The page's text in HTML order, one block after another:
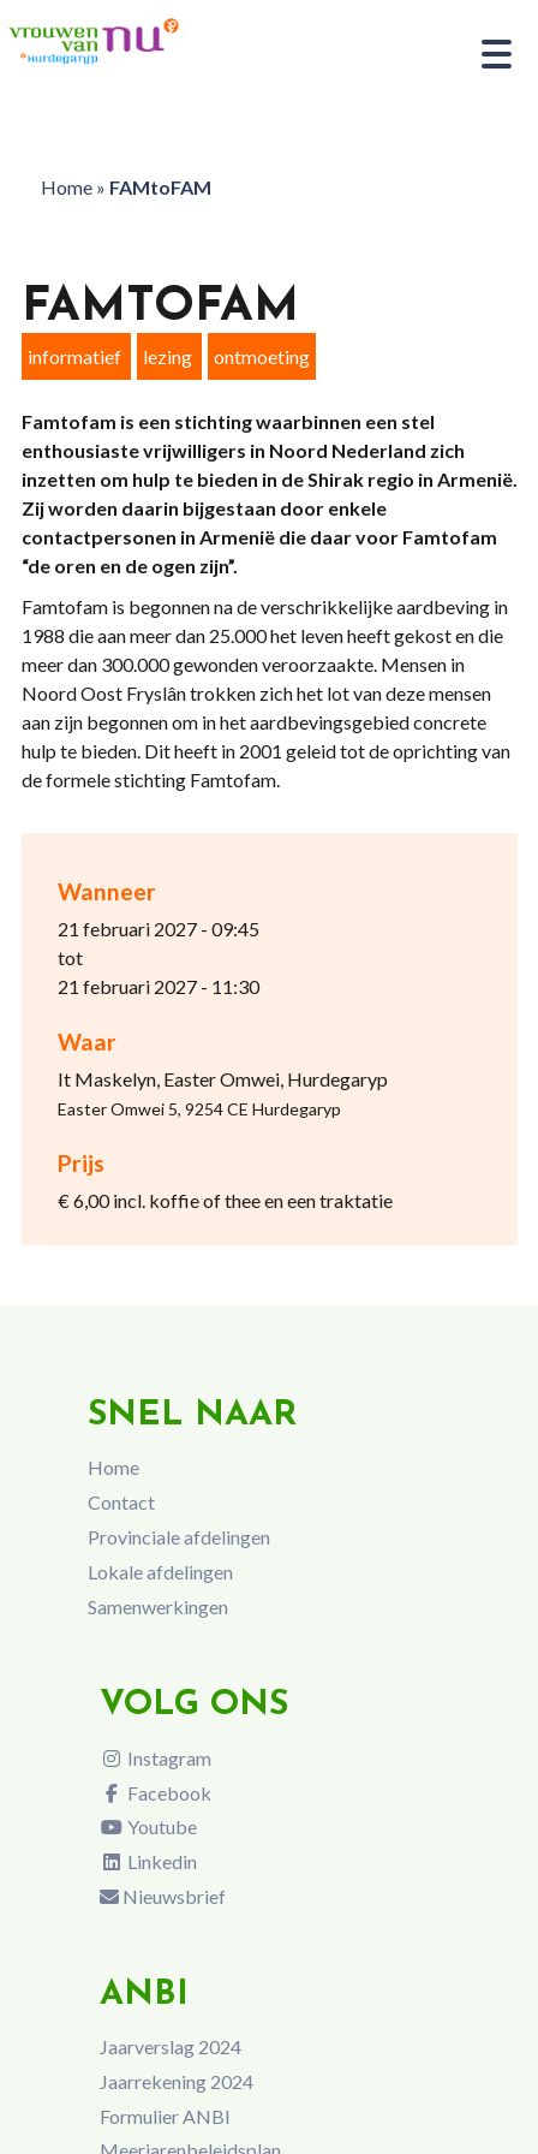
Home» FAMtoFAM
Wanneer
21 februari 2027 - 09:45
tot
21 februari 2027 - 11:30
Waar
It Maskelyn, Easter Omwei, Hurdegaryp
Easter Omwei 5, 9254 CE Hurdegaryp
Prijs
€ 6,00 incl. koffie of thee en een traktatie
FAMTOFAM
informatief lezing ontmoeting
Famtofam is een stichting waarbinnen een stel
enthousiaste vrijwilligers in Noord Nederland zich
inzetten om hulp te bieden in de Shirak regio in Armenië.
Zij worden daarin bijgestaan door enkele
contactpersonen in Armenië die daar voor Famtofam
“de oren en de ogen zijn”.
Famtofam is begonnen na de verschrikkelijke aardbeving in
1988 die aan meer dan 25.000 het leven heeft gekost en die
meer dan 300.000 gewonden veroorzaakte. Mensen in
Noord Oost Fryslân trokken zich het lot van deze mensen
aan zijn begonnen om in het aardbevingsgebied concrete
hulp te bieden. Dit heeft in 2001 geleid tot de oprichting van
de formele stichting Famtofam.
SNEL NAAR
Home
Contact
Provinciale afdelingen
Lokale afdelingen
Samenwerkingen
VOLG ONS
Instagram
Facebook
Youtube
Linkedin
Nieuwsbrief
ANBI
Jaarverslag 2024
Jaarrekening 2024
Formulier ANBI